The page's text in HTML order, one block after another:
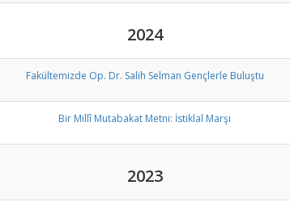
2024
Fakültemizde Op. Dr. Salih Selman Gençlerle Buluştu
Bir Millî Mutabakat Metni: İstiklal Marşı
2023